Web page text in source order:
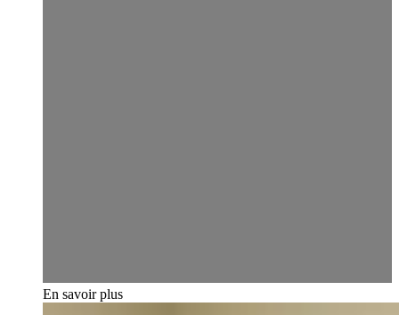
En savoir plus